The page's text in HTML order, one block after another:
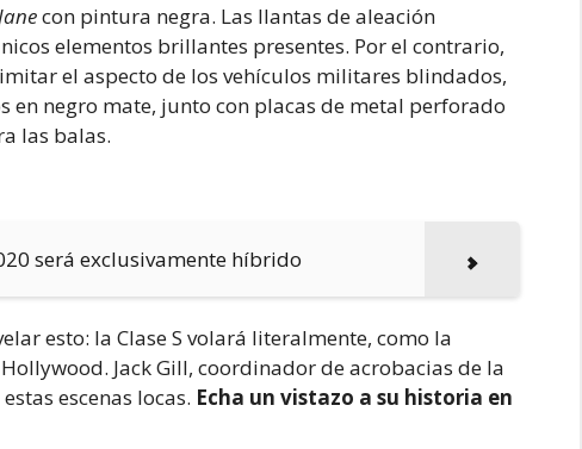
con pintura negra. Las llantas de aleación
elementos brillantes presentes. Por el contrario,
el aspecto de los vehículos militares blindados,
en negro mate, junto con placas de metal perforado
las balas.
será exclusivamente híbrido
esto: la Clase S volará literalmente, como la
Jack Gill, coordinador de acrobacias de la
escenas locas. Echa un vistazo a su historia en